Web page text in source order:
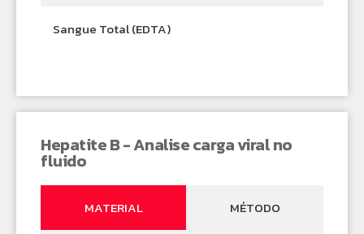
Sangue Total (EDTA)
Hepatite B - Analise carga viral no
fluido
MATERIAL MÉTODO